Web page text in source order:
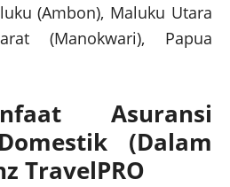
(Ambon), Maluku Utara
(Manokwari), Papua
Asuransi
(Dalam
TravelPRO